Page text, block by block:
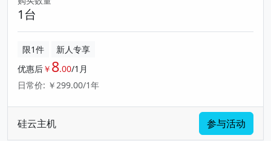
1台
限1件
新人专享
优惠后￥ 8.00/1月
日常价: ￥299.00/1年
硅云主机 参与活动